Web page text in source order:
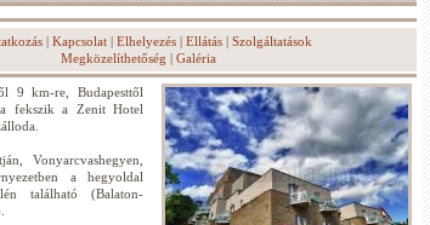
| Kapcsolat | Elhelyezés | Ellátás | Szolgáltatások
Megközelíthetőség | Galéria
9 km-re, Budapesttől
fekszik a Zenit Hotel
Vonyarcvashegyen,
a hegyoldal
található (Balaton-